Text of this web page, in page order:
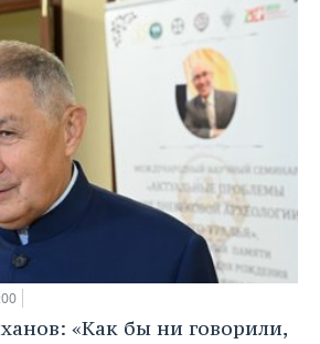
«Как бы ни говорили,